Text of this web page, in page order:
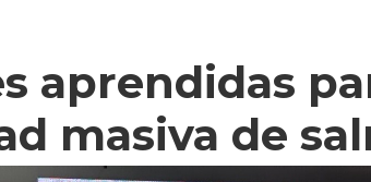
aprendidas
masiva de